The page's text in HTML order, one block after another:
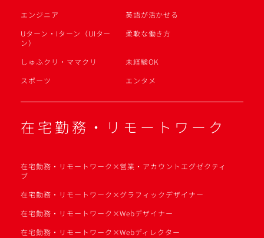
エンジニア
英語が活かせる
Uターン・Iターン（UIター
ン）
柔軟な働き方
しゅふクリ・ママクリ
未経験OK
スポーツ
エンタメ
在宅勤務・リモートワーク
在宅勤務・リモートワーク×営業・アカウントエグゼクティ
ブ
在宅勤務・リモートワーク×グラフィックデザイナー
在宅勤務・リモートワーク×Webデザイナー
在宅勤務・リモートワーク×Webディレクター